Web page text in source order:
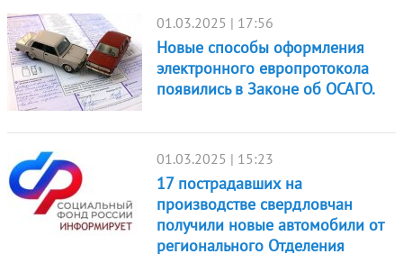
01.03.2025 | 17:56
Новые способы оформления
электронного европротокола
появились в Законе об ОСАГО.
01.03.2025 | 15:23
17 пострадавших на
производстве свердловчан
получили новые автомобили от
регионального Отделения